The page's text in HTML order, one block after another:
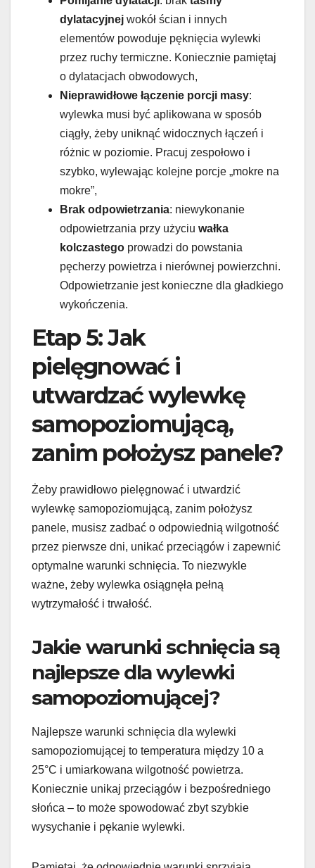
dylatacyjnej wokół ścian i innych
elementów powoduje pęknięcia wylewki
przez ruchy termiczne. Koniecznie pamiętaj
o dylatacjach obwodowych,
Nieprawidłowe łączenie porcji masy:
wylewka musi być aplikowana w sposób
ciągły, żeby uniknąć widocznych łączeń i
różnic w poziomie. Pracuj zespołowo i
szybko, wylewając kolejne porcje „mokre na
mokre”,
Brak odpowietrzania: niewykonanie
odpowietrzania przy użyciu wałka
kolczastego prowadzi do powstania
pęcherzy powietrza i nierównej powierzchni.
Odpowietrzanie jest konieczne dla gładkiego
wykończenia.
Etap 5: Jak
pielęgnować i
utwardzać wylewkę
samopoziomującą,
zanim położysz panele?
Żeby prawidłowo pielęgnować i utwardzić
wylewkę samopoziomującą, zanim położysz
panele, musisz zadbać o odpowiednią wilgotność
przez pierwsze dni, unikać przeciągów i zapewnić
optymalne warunki schnięcia. To niezwykle
ważne, żeby wylewka osiągnęła pełną
wytrzymałość i trwałość.
Jakie warunki schnięcia są
najlepsze dla wylewki
samopoziomującej?
Najlepsze warunki schnięcia dla wylewki
samopoziomującej to temperatura między 10 a
25°C i umiarkowana wilgotność powietrza.
Koniecznie unikaj przeciągów i bezpośredniego
słońca – to może spowodować zbyt szybkie
wysychanie i pękanie wylewki.